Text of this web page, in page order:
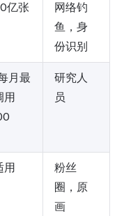
亿张
网络钓
鱼，身
份识别
月最
用
研究人
员
用
粉丝
圈，原
画